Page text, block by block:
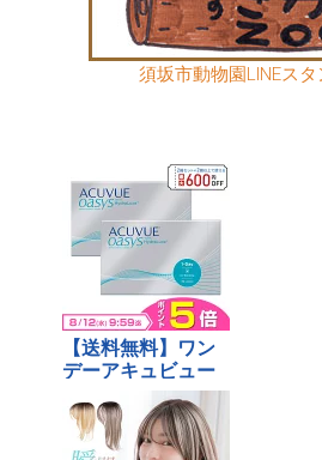
須坂市動物園LINEス